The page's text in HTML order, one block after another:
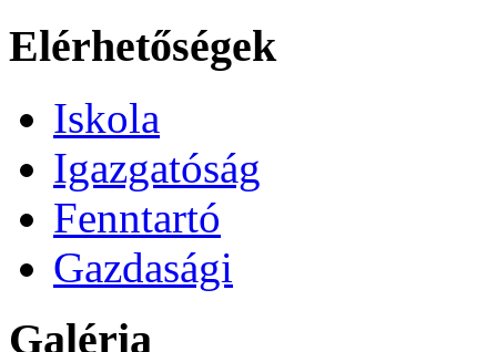
Elérhetőségek
Iskola
Igazgatóság
Fenntartó
Gazdasági
Galéria